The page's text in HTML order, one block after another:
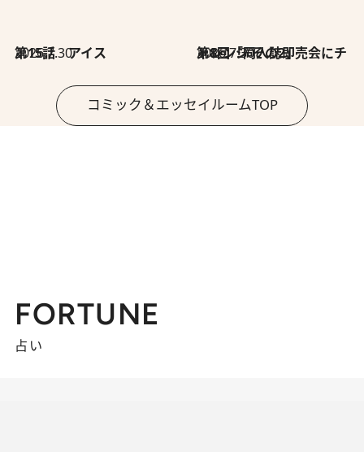
2026.7.30
第15話 アイス 2026.7.30
第8回「同人誌即売会にチャレンジ その2」
コミック＆エッセイルームTOP
FORTUNE
占い